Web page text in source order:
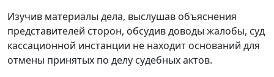
Изучив материалы дела, выслушав объяснения
представителей сторон, обсудив доводы жалобы, суд
кассационной инстанции не находит оснований для
отмены принятых по делу судебных актов.